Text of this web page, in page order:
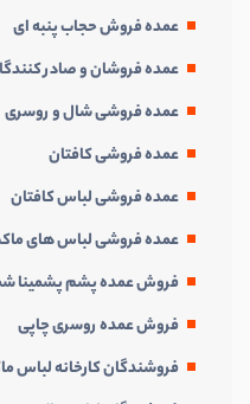
عمده فروش حجاب پنبه ای
عمده فروشان و صادر
عمده فروشی شال و روسری
عمده فروشی کافتان
عمده فروشی لباس کافتان
عمده فروشی لباس های
فروش عمده پشم پشمینا
فروش عمده روسری چاپی
فروشندگان کارخانه لباس